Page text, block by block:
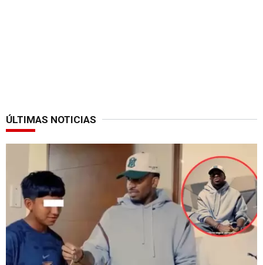
ÚLTIMAS NOTICIAS